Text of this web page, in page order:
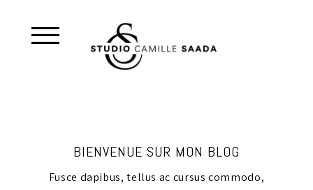
BIENVENUE SUR MON BLOG
Fusce dapibus, tellus ac cursus commodo,